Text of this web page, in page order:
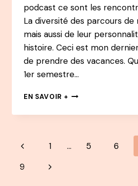
podcast ce sont les
La diversité des parcours de
mais aussi de leur
histoire. Ceci est mon
de prendre des vacances.
1er semestre…
EN SAVOIR + 55
–
:
Navigation
de
Page
précédente
1 … 5 6
9
Page